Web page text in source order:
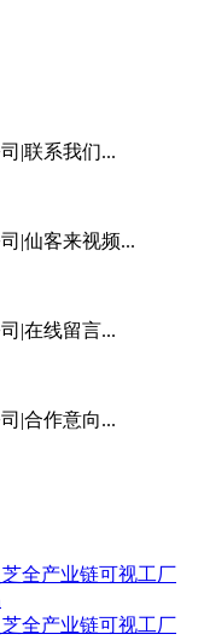
|联系我们...
|仙客来视频...
|在线留言...
|合作意向...